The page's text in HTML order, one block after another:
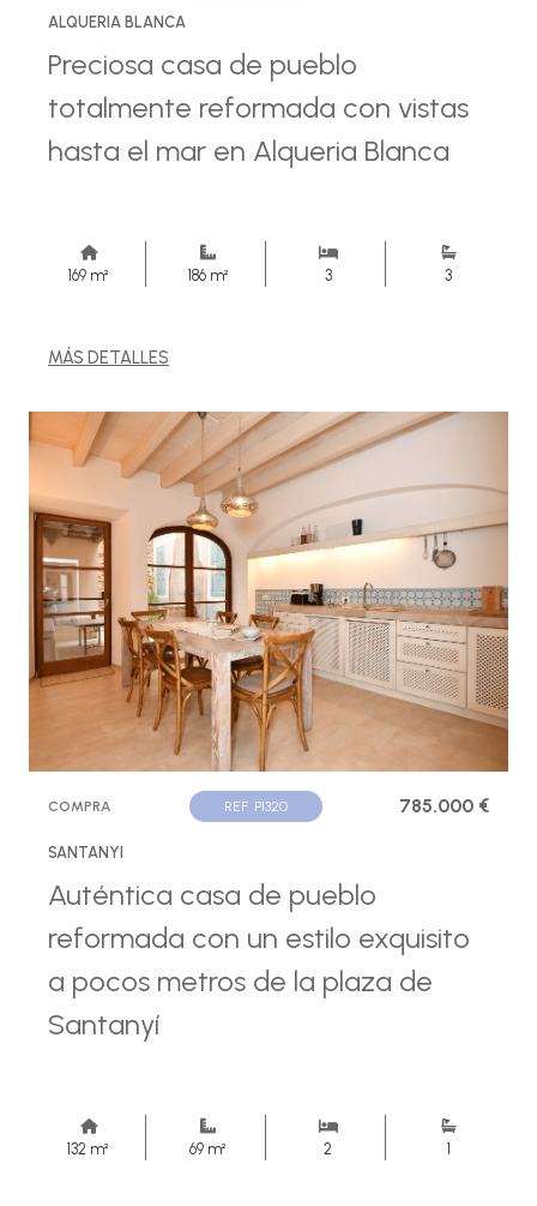
ALQUERIA BLANCA
Preciosa casa de pueblo
totalmente reformada con vistas
hasta el mar en Alqueria Blanca
169 m² 186 m² 3 3
MÁS DETALLES
COMPRA REF. P1320 785.000 €
SANTANYI
Auténtica casa de pueblo
reformada con un estilo exquisito
a pocos metros de la plaza de
Santanyí
132 m² 69 m² 2 1